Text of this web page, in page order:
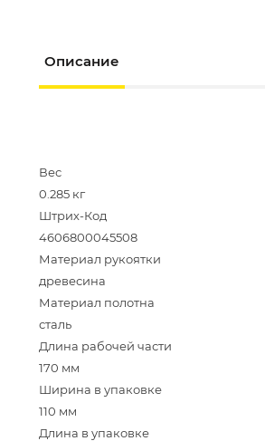
Описание
Вес
0.285 кг
Штрих-Код
4606800045508
Материал рукоятки
древесина
Материал полотна
сталь
Длина рабочей части
170 мм
Ширина в упаковке
110 мм
Длина в упаковке